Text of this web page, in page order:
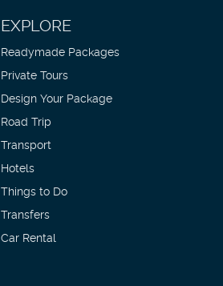
EXPLORE
Readymade Packages
Private Tours
Design Your Package
Road Trip
Transport
Hotels
Things to Do
Transfers
Car Rental